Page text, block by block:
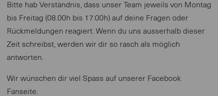
Bitte hab Verständnis, dass unser Team jeweils von Montag
bis Freitag (08.00h bis 17.00h) auf deine Fragen oder
Rückmeldungen reagiert. Wenn du uns ausserhalb dieser
Zeit schreibst, werden wir dir so rasch als möglich
antworten.
Wir wünschen dir viel Spass auf unserer Facebook
Fanseite.